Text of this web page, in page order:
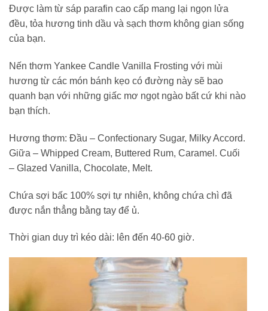
Được làm từ sáp parafin cao cấp mang lại ngọn lửa
đều, tỏa hương tinh dầu và sạch thơm không gian sống
của bạn.
Nến thơm Yankee Candle Vanilla Frosting với mùi
hương từ các món bánh kẹo có đường này sẽ bao
quanh bạn với những giấc mơ ngọt ngào bất cứ khi nào
bạn thích.
Hương thơm: Đầu – Confectionary Sugar, Milky Accord.
Giữa – Whipped Cream, Buttered Rum, Caramel. Cuối
– Glazed Vanilla, Chocolate, Melt.
Chứa sợi bấc 100% sợi tự nhiên, không chứa chì đã
được nắn thẳng bằng tay để ủ.
Thời gian duy trì kéo dài: lên đến 40-60 giờ.